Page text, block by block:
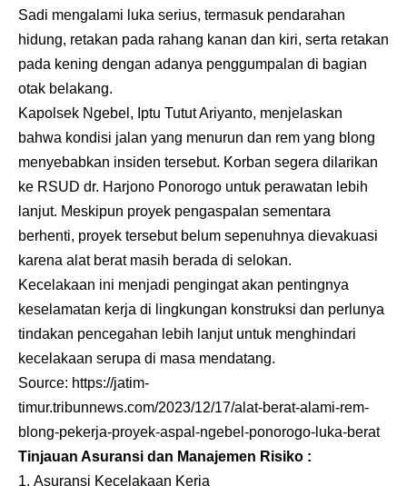
Sadi mengalami luka serius, termasuk pendarahan
hidung, retakan pada rahang kanan dan kiri, serta retakan
pada kening dengan adanya penggumpalan di bagian
otak belakang.
Kapolsek Ngebel, Iptu Tutut Ariyanto, menjelaskan
bahwa kondisi jalan yang menurun dan rem yang blong
menyebabkan insiden tersebut. Korban segera dilarikan
ke RSUD dr. Harjono Ponorogo untuk perawatan lebih
lanjut. Meskipun proyek pengaspalan sementara
berhenti, proyek tersebut belum sepenuhnya dievakuasi
karena alat berat masih berada di selokan.
Kecelakaan ini menjadi pengingat akan pentingnya
keselamatan kerja di lingkungan konstruksi dan perlunya
tindakan pencegahan lebih lanjut untuk menghindari
kecelakaan serupa di masa mendatang.
Source: https://jatim-
timur.tribunnews.com/2023/12/17/alat-berat-alami-rem-
blong-pekerja-proyek-aspal-ngebel-ponorogo-luka-berat
Tinjauan Asuransi dan Manajemen Risiko :
Asuransi Kecelakaan Kerja